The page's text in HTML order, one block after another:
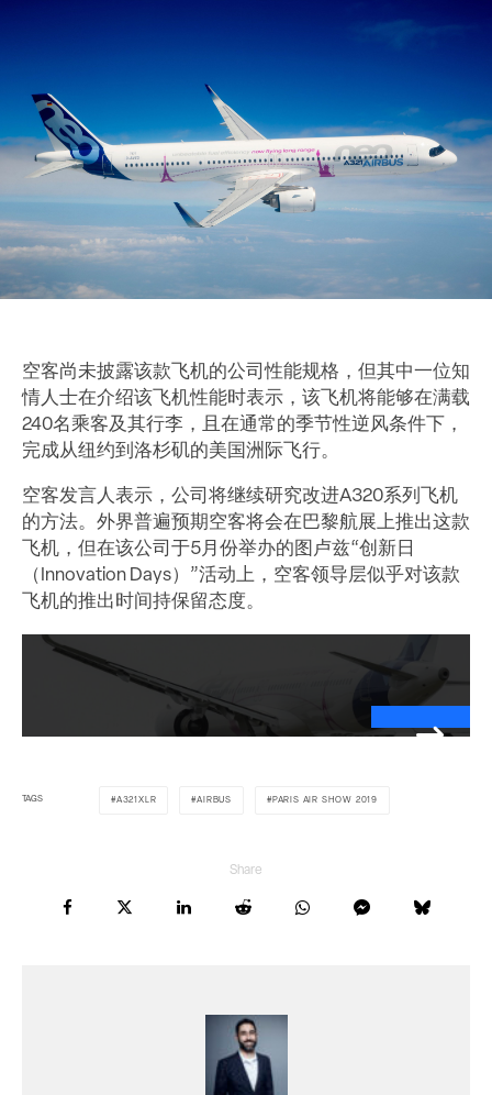
空客尚未披露该款飞机的公司性能规格，但其中一位知
情人士在介绍该飞机性能时表示，该飞机将能够在满载
240名乘客及其行李，且在通常的季节性逆风条件下，
完成从纽约到洛杉矶的美国洲际飞行。
空客发言人表示，公司将继续研究改进A320系列飞机
的方法。外界普遍预期空客将会在巴黎航展上推出这款
飞机，但在该公司于5月份举办的图卢兹“创新日
（Innovation Days）”活动上，空客领导层似乎对该款
飞机的推出时间持保留态度。
TAGS A321XLR AIRBUS PARIS AIR SHOW 2019
Share